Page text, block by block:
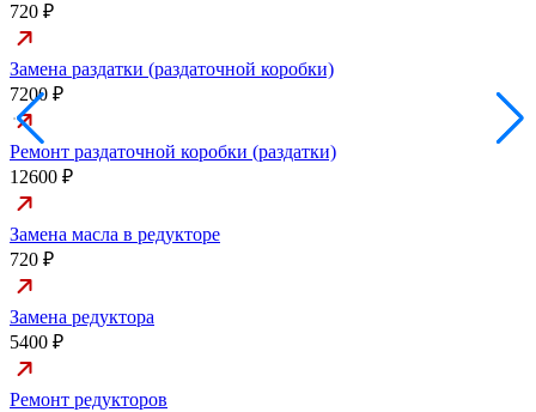
720 ₽
Замена раздатки (раздаточной коробки)
7200 ₽
Ремонт раздаточной коробки (раздатки)
12600 ₽
Замена масла в редукторе
720 ₽
Замена редуктора
5400 ₽
Ремонт редукторов